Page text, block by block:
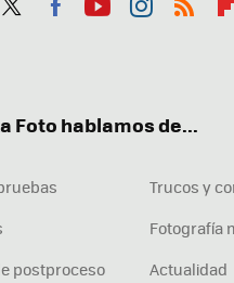
Foto hablamos de...
Trucos y
Fotografía
postproceso
Actualidad